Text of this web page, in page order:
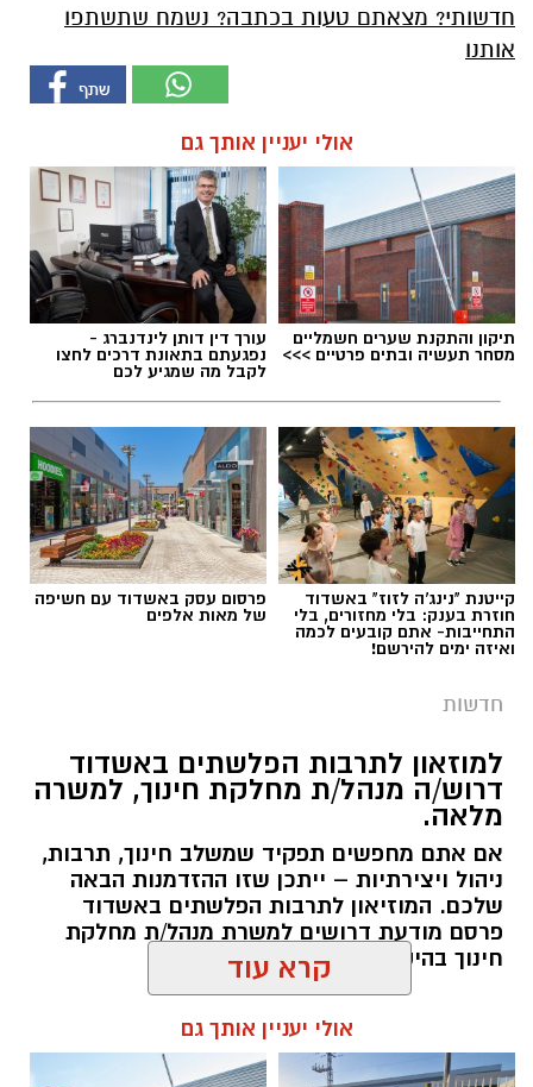
חדשותי? מצאתם טעות בכתבה? נשמח שתשתפו
אותנו
אולי יעניין אותך גם
תיקון והתקנת שערים חשמליים
מסחר תעשיה ובתים פרטיים >>>
עורך דין דותן לינדנברג -
נפגעתם בתאונת דרכים לחצו
לקבל מה שמגיע לכם
קייטנת "נינג'ה לזוז" באשדוד
חוזרת בענק: בלי מחזורים, בלי
התחייבות- אתם קובעים לכמה
ואיזה ימים להירשם!
פרסום עסק באשדוד עם חשיפה
של מאות אלפים
חדשות
למוזאון לתרבות הפלשתים באשדוד
דרוש/ה מנהל/ת מחלקת חינוך, למשרה
מלאה.
אם אתם מחפשים תפקיד שמשלב חינוך, תרבות,
ניהול ויצירתיות – ייתכן שזו ההזדמנות הבאה
שלכם. המוזיאון לתרבות הפלשתים באשדוד
פרסם מודעת דרושים למשרת מנהל/ת מחלקת
חינוך בהיקף של משרה מלאה.
קרא עוד
אולי יעניין אותך גם